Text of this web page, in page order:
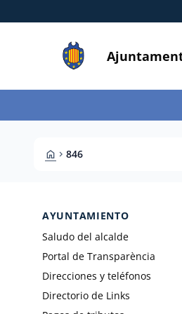
HOME CHEVRON_RIGHT 846
AYUNTAMIENTO
Saludo del alcalde
Portal de Transparència
Direcciones y teléfonos
Directorio de Links